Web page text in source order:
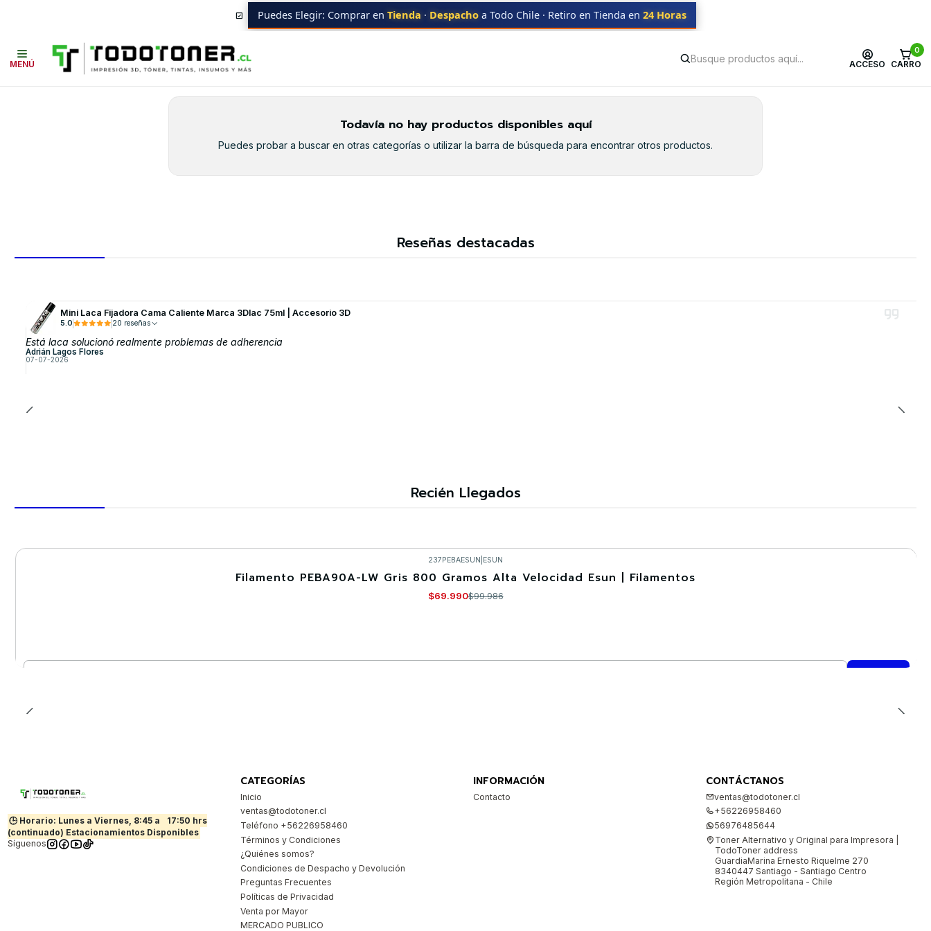
MENÚ ACCESO
0
CARRO
Puedes Elegir: Comprar en Tienda · Despacho a Todo Chile · Retiro en Tienda en 24 Horas
SAMSUNG Insumos SAMSUNG MLT-D103S
MLT-D103S
Todavía no hay productos disponibles aquí
Puedes probar a buscar en otras categorías o utilizar la barra de búsqueda para encontrar otros productos.
Reseñas destacadas
Mini Laca Fijadora Cama Caliente Marca 3Dlac 75ml | Accesorio 3D
5.0 20 reseñas
Está laca solucionó realmente problemas de adherencia
Adrián Lagos Flores
07-07-2026
Recién Llegados
237PEBAESUN ESUN
Filamento PEBA90A-LW Gris 800 Gramos Alta Velocidad Esun | Filamentos
$69.990$99.986
🕒 Horario: Lunes a Viernes, 8:45 a
17:50 hrs
(continuado) Estacionamientos Disponibles
Síguenos
CATEGORÍAS
Inicio
ventas@todotoner.cl
Teléfono +56226958460
Términos y Condiciones
¿Quiénes somos?
Condiciones de Despacho y Devolución
Preguntas Frecuentes
Políticas de Privacidad
Venta por Mayor
MERCADO PUBLICO
INFORMACIÓN
Contacto
CONTÁCTANOS
ventas@todotoner.cl
+56226958460
56976485644
Toner Alternativo y Original para Impresora |
TodoToner address
GuardiaMarina Ernesto Riquelme 270
8340447 Santiago - Santiago Centro
Región Metropolitana - Chile